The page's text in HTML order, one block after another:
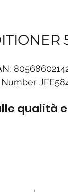
Number
qualità